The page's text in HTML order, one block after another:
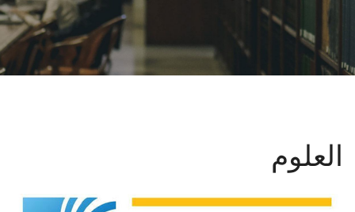
الشئون الأكاديمية
البحث العلمي
الأنظمة الذكية
العلوم